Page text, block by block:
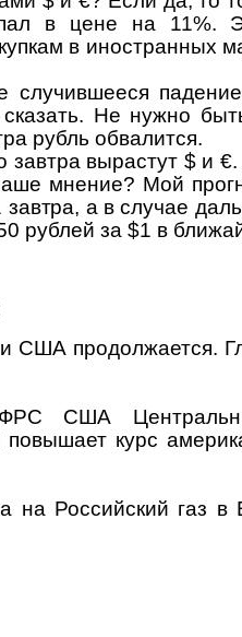
в цене на 11%.
в иностранных
случившееся
Не нужно
рубль обвалится.
завтра вырастут $ и
мнение? Мой
завтра, а в случае
рублей за $1 в
США продолжается.
США
курс
на Российский газ в